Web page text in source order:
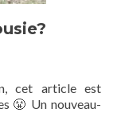
cet article est
😤 Un nouveau-